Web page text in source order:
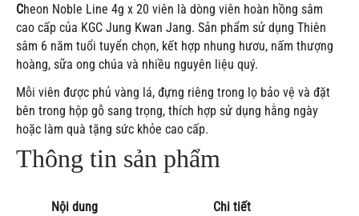
Cheon Noble Line 4g x 20 viên là dòng viên hoàn hồng sâm
cao cấp của KGC Jung Kwan Jang. Sản phẩm sử dụng Thiên
sâm 6 năm tuổi tuyển chọn, kết hợp nhung hươu, nấm thượng
hoàng, sữa ong chúa và nhiều nguyên liệu quý.
Mỗi viên được phủ vàng lá, đựng riêng trong lọ bảo vệ và đặt
bên trong hộp gỗ sang trọng, thích hợp sử dụng hằng ngày
hoặc làm quà tặng sức khỏe cao cấp.
Thông tin sản phẩm
Nội dung Chi tiết